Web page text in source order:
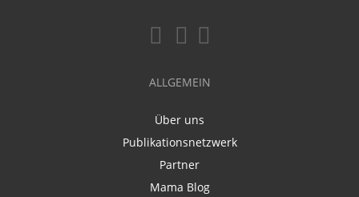
ALLGEMEIN
Über uns
Publikationsnetzwerk
Partner
Mama Blog